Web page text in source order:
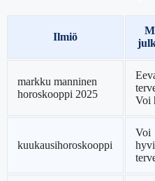
Ilmiö
markku manninen
horoskooppi 2025
Voi
kuukausihoroskooppi
Voi